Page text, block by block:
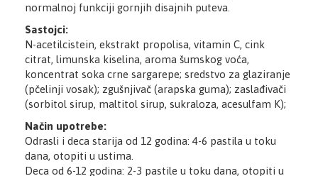
normalnoj funkciji gornjih disajnih puteva.
Sastojci:
N-acetilcistein, ekstrakt propolisa, vitamin C, cink
citrat, limunska kiselina, aroma šumskog voća,
koncentrat soka crne sargarepe; sredstvo za glaziranje
(pčelinji vosak); zgušnjivač (arapska guma); zaslađivači
(sorbitol sirup, maltitol sirup, sukraloza, acesulfam K);
Način upotrebe:
Odrasli i deca starija od 12 godina: 4-6 pastila u toku
dana, otopiti u ustima.
Deca od 6-12 godina: 2-3 pastile u toku dana, otopiti u